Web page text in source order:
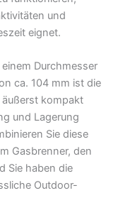
und
eignet.
einem Durchmesser
ca. 104 mm ist die
kompakt
und Lagerung
Sie diese
Gasbrenner, den
Sie haben die
Outdoor-